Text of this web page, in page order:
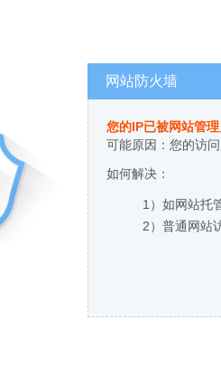
网站防火墙
您的IP已被网站管
可能原因：您的访
如何解决：
1）如网站托
2）普通网站